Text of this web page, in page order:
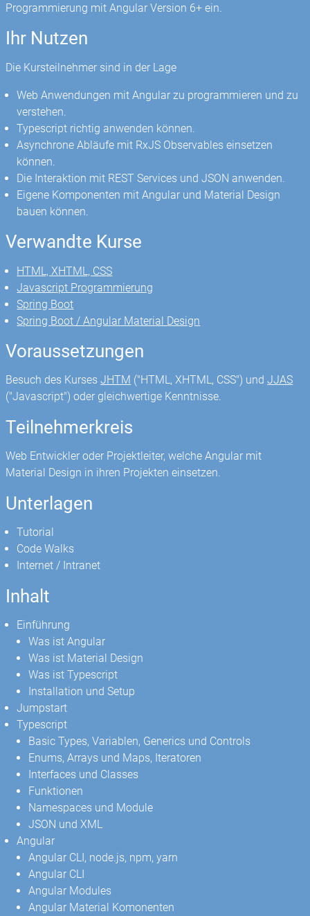
Programmierung mit Angular Version 6+ ein.
Ihr Nutzen
Die Kursteilnehmer sind in der Lage
Web Anwendungen mit Angular zu programmieren und zu
verstehen.
Typescript richtig anwenden können.
Asynchrone Abläufe mit RxJS Observables einsetzen
können.
Die Interaktion mit REST Services und JSON anwenden.
Eigene Komponenten mit Angular und Material Design
bauen können.
Verwandte Kurse
HTML, XHTML, CSS
Javascript Programmierung
Spring Boot
Spring Boot / Angular Material Design
Voraussetzungen
Besuch des KursesJHTM ("HTML, XHTML, CSS") undJJAS
("Javascript") oder gleichwertige Kenntnisse.
Teilnehmerkreis
Web Entwickler oder Projektleiter, welche Angular mit
Material Design in ihren Projekten einsetzen.
Unterlagen
Tutorial
Code Walks
Internet / Intranet
Inhalt
Einführung
Was ist Angular
Was ist Material Design
Was ist Typescript
Installation und Setup
Jumpstart
Typescript
Basic Types, Variablen, Generics und Controls
Enums, Arrays und Maps, Iteratoren
Interfaces und Classes
Funktionen
Namespaces und Module
JSON und XML
Angular
Angular CLI, node.js, npm, yarn
Angular CLI
Angular Modules
Angular Material Komonenten